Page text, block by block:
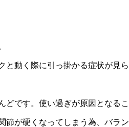
動く際に引っ掛かる症状が見
です。使い過ぎが原因となる
が硬くなってしまう為、バラン